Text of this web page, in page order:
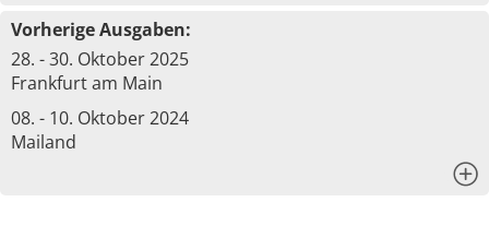
Vorherige Ausgaben:
28. - 30. Oktober 2025
Frankfurt am Main
08. - 10. Oktober 2024
Mailand